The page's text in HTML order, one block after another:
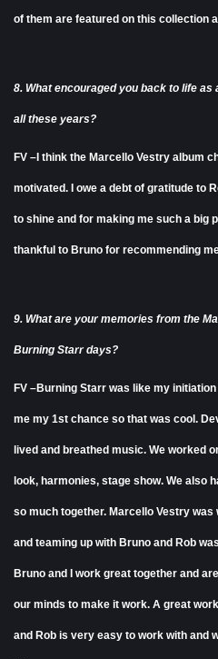
of them are featured on this collection
8. What encouraged you back to life
all these years?
FV –I think the Marcello Vestry album
motivated. I owe a debt of gratitude to
to shine and for making me such a big
thankful to Bruno for recommending
9. What are your memories from the
Burning Starr days?
FV –Burning Starr was like my
me my 1st chance so that was cool.
lived and breathed music. We worked
look, harmonies, stage show. We also
so much together. Marcello Vestry
and teaming up with Bruno and Rob
Bruno and I work great together and
our minds to make it work. A great
and Rob is very easy to work with and